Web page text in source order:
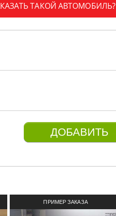
ТАКОЙ АВТОМОБИЛЬ?
ПРИМЕР ЗАКАЗА